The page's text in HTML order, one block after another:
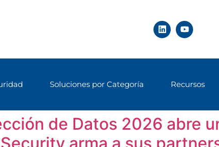
Soluciones por Categoría Recursos
de Datos 2026 abre